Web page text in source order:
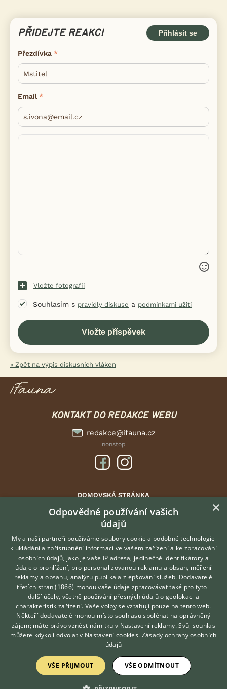
PŘIDEJTE REAKCI Přihlásit se
Přezdívka
Email
Vložte fotografii
Souhlasím s pravidly diskuse a podmínkami užití
« Zpět na výpis diskusních vláken
KONTAKT DO REDAKCE WEBU
redakce@ifauna.cz
nonstop
DOMOVSKÁ STRÁNKA
INZERCE
DISKUSE
ČLÁNKY
ATLAS
O nás
Kontakt
Možnosti zvýraznění inzerátů
Podmínky užití
Zpracování osobních údajů
Přihlášení
Registrace
Hledáte zvířecího kamaráda?
Zdarma vám poradí
VETERINÁŘ ONLINE
KONZULTOVAT S
VETERINÁŘEM
×
Odpovědné používání vašich
údajů
My a naši partneři používáme soubory cookie a podobné technologie
k ukládání a zpřístupnění informací ve vašem zařízení a ke zpracování
osobních údajů, jako je vaše IP adresa, jedinečné identifikátory a
údaje o prohlížení, pro personalizovanou reklamu a obsah, měření
reklamy a obsahu, analýzu publika a zlepšování služeb. Dodavatelé
třetích stran (1866) mohou vaše údaje zpracovávat také pro tyto i
další účely, včetně používání přesných údajů o geolokaci a
charakteristik zařízení. Vaše volby se vztahují pouze na tento web.
Někteří dodavatelé mohou místo souhlasu spoléhat na oprávněný
zájem; máte právo vznést námitku v Nastavení reklamy. Svůj souhlas
můžete kdykoli odvolat v Nastavení cookies. Zásady ochrany osobních
údajů
VŠE PŘIJMOUT VŠE ODMÍTNOUT